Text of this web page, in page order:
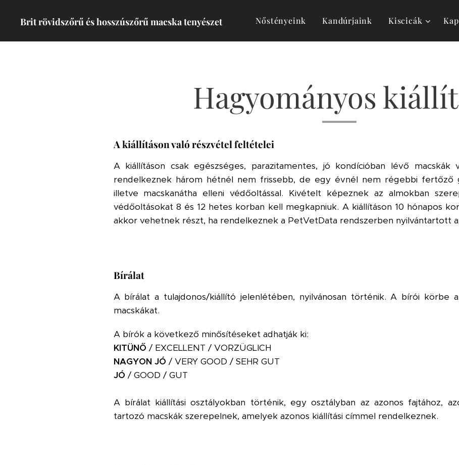
Brit rövidszőrű és hosszúszőrű macska tenyészet Nőstényeink Kandúrjaink Kiscicák
Hagyományos
A kiállításon való részvétel feltételei
A kiállításon csak egészséges, parazitamentes, jó kondícióban lévő macskák
rendelkeznek három hétnél nem frissebb, de egy évnél nem régebbi fertőző
illetve macskanátha elleni védőoltással. Kivételt képeznek az almokban
védőoltásokat 8 és 12 hetes korban kell megkapniuk. A kiállításon 10 hónapos
akkor vehetnek részt, ha rendelkeznek a PetVetData rendszerben nyilvántartott
Bírálat
A bírálat a tulajdonos/kiállító jelenlétében, nyilvánosan történik. A bírói körbe
macskákat.
A bírók a következő minősítéseket adhatják ki:
KITÜNŐ / EXCELLENT / VORZÜGLICH
NAGYON JÓ / VERY GOOD / SEHR GUT
JÓ / GOOD / GUT
A bírálat kiállítási osztályokban történik, egy osztályban az azonos fajtához,
tartozó macskák szerepelnek, amelyek azonos kiállítási címmel rendelkeznek.